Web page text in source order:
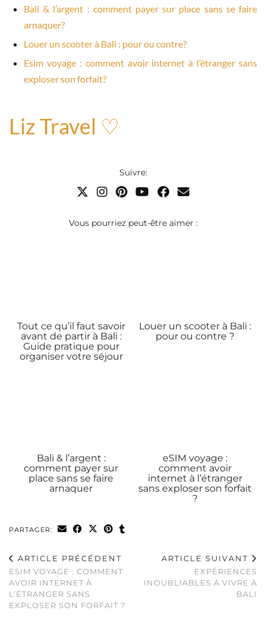
Bali & l’argent : comment payer sur place sans se faire
arnaquer?
Louer un scooter à Bali : pour ou contre?
Esim voyage : comment avoir internet à l’étranger sans
exploser son forfait?
Liz Travel ♡
Suivre:
Vous pourriez peut-être aimer :
Tout ce qu’il faut savoir
avant de partir à Bali :
Guide pratique pour
organiser votre séjour
Louer un scooter à Bali :
pour ou contre ?
Bali & l’argent :
comment payer sur
place sans se faire
arnaquer
eSIM voyage :
comment avoir
internet à l’étranger
sans exploser son forfait
?
PARTAGER:
ARTICLE PRÉCÉDENT
ESIM VOYAGE : COMMENT
AVOIR INTERNET À
L’ÉTRANGER SANS
EXPLOSER SON FORFAIT ?
ARTICLE SUIVANT
EXPÉRIENCES
INOUBLIABLES À VIVRE À
BALI